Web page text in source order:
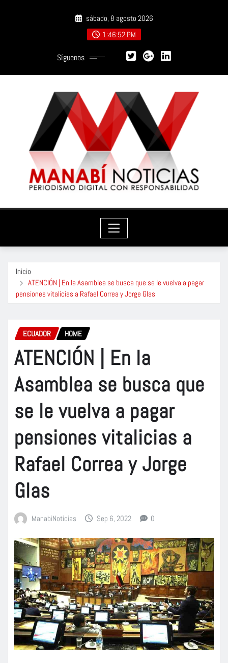
sábado, 8 agosto 2026
1:46:53 PM
Síguenos
Inicio
ATENCIÓN | En la Asamblea se busca que se le vuelva a pagar
pensiones vitalicias a Rafael Correa y Jorge Glas
ECUADOR HOME
ATENCIÓN | En la
Asamblea se busca que
se le vuelva a pagar
pensiones vitalicias a
Rafael Correa y Jorge
Glas
ManabiNoticias Sep 6, 2022 0